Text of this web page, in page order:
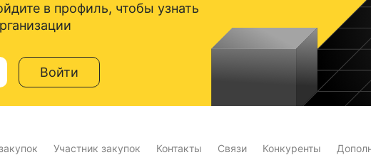
в профиль, чтобы узнать
Войти
Участник закупок Контакты Связи Конкуренты